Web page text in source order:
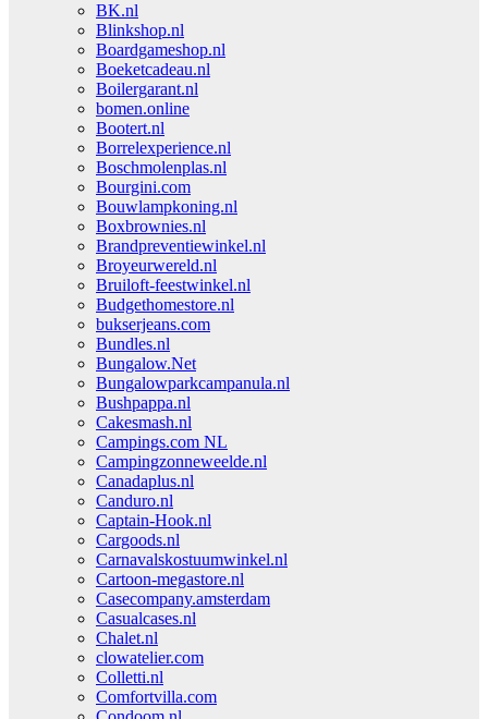
BK.nl
Blinkshop.nl
Boardgameshop.nl
Boeketcadeau.nl
Boilergarant.nl
bomen.online
Bootert.nl
Borrelexperience.nl
Boschmolenplas.nl
Bourgini.com
Bouwlampkoning.nl
Boxbrownies.nl
Brandpreventiewinkel.nl
Broyeurwereld.nl
Bruiloft-feestwinkel.nl
Budgethomestore.nl
bukserjeans.com
Bundles.nl
Bungalow.Net
Bungalowparkcampanula.nl
Bushpappa.nl
Cakesmash.nl
Campings.com NL
Campingzonneweelde.nl
Canadaplus.nl
Canduro.nl
Captain-Hook.nl
Cargoods.nl
Carnavalskostuumwinkel.nl
Cartoon-megastore.nl
Casecompany.amsterdam
Casualcases.nl
Chalet.nl
clowatelier.com
Colletti.nl
Comfortvilla.com